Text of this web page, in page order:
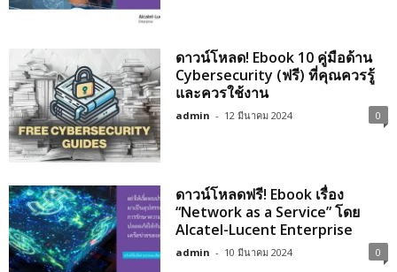
ดาวน์โหลด! Ebook 10 คู่มือด้าน
Cybersecurity (ฟรี) ที่คุณควรรู้
และควรใช้งาน
admin - 12 มีนาคม 2024 0
ดาวน์โหลดฟรี! Ebook เรื่อง
“Network as a Service” โดย
Alcatel-Lucent Enterprise
admin - 10 มีนาคม 2024 0